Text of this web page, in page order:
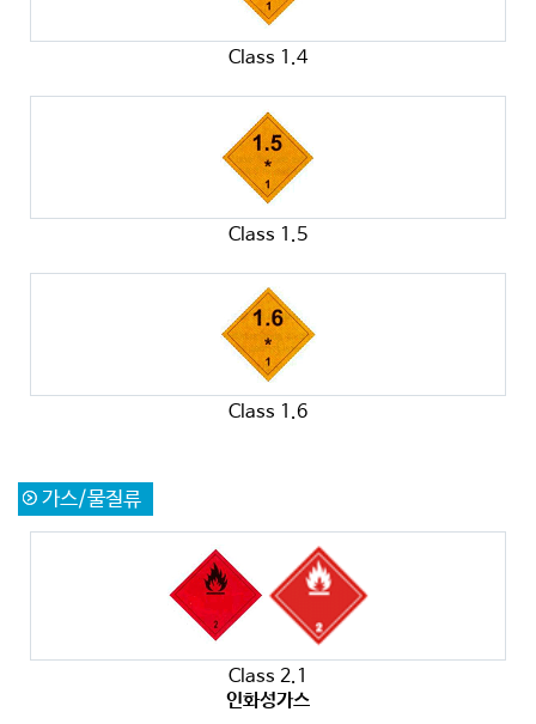
Class 1.4
Class 1.5
Class 1.6
가스/물질류
Class 2.1
인화성가스